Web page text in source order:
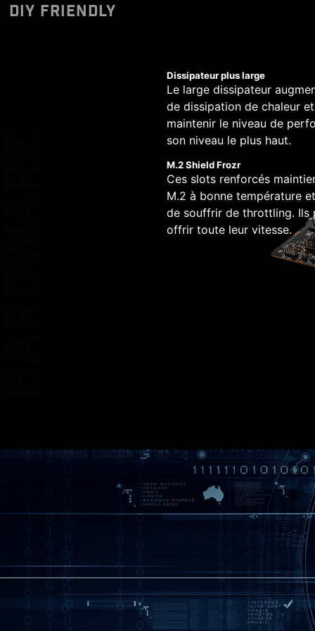
DIY FRIENDLY
Dissipateur plus large
Le large dissipateur
de dissipation de chaleur
maintenir le niveau de
son niveau le plus haut.
M.2 Shield Frozr
Ces slots renforcés
M.2 à bonne température
de souffrir de throttling. Ils
offrir toute leur vitesse.
16
PHASES
1
PHASE
1
* L'utilitaire de mise à
EZ DEBUG
KEEP OUT
DOUBLE
PROTECTION